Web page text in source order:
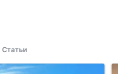
Статьи